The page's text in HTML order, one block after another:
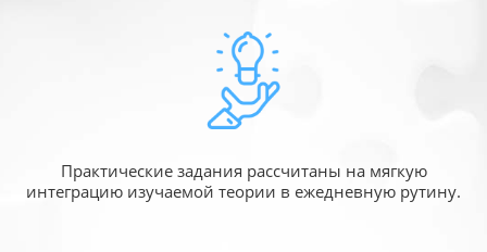
Практические задания рассчитаны на мягкую
интеграцию изучаемой теории в ежедневную рутину.